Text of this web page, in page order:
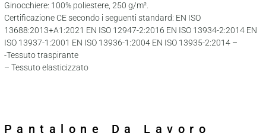
Ginocchiere: 100% poliestere, 250 g/m².
Certificazione CE secondo i seguenti standard: EN ISO
13688:2013+A1:2021 EN ISO 12947-2:2016 EN ISO 13934-2:2014 EN
ISO 13937-1:2001 EN ISO 13936-1:2004 EN ISO 13935-2:2014 –
-Tessuto traspirante
– Tessuto elasticizzato
Pantalone Da Lavoro